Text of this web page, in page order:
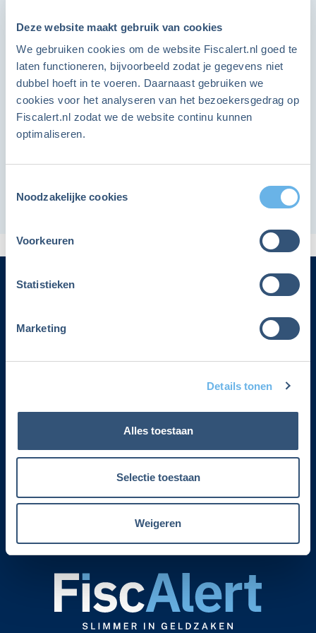
Deze website maakt gebruik van cookies
We gebruiken cookies om de website Fiscalert.nl goed te
laten functioneren, bijvoorbeeld zodat je gegevens niet
dubbel hoeft in te voeren. Daarnaast gebruiken we
cookies voor het analyseren van het bezoekersgedrag op
Fiscalert.nl zodat we de website continu kunnen
optimaliseren.
Noodzakelijke cookies
Voorkeuren
Statistieken
Marketing
Details tonen
Alles toestaan
Selectie toestaan
Weigeren
van de zaak
Print deze rittenstaat en hou zelf je zakelijke
kilometers nauwkeurig bij.
Er kan eventueel ook voor een
rittenregistratiesysteem met keurmerk worden
ritregistratiesystemen kun je kijken
Ja, ik wil ook lid worden
Ben je lid en heb je al een account?
Hier kun je inloggen
Lidmaatschap cadeau geven